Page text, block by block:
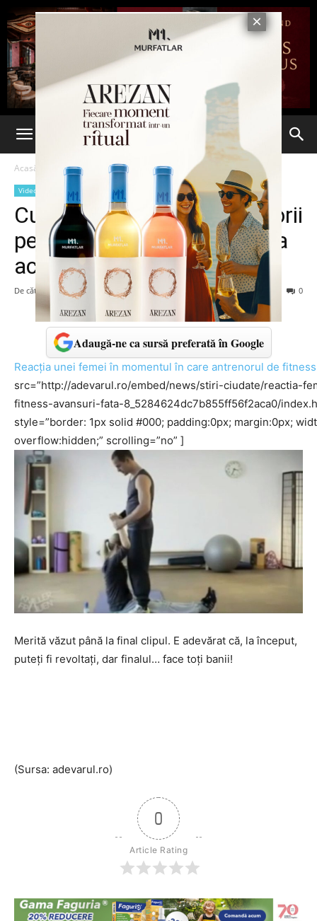
Acasă Video
Video
Cum să ne ferim de antrenorii
perverși. E uimitoare reacția
acestei femei!
De către 14 noiembrie 2013 0
Adaugă-ne ca sursă preferată în Google
Reacţia unei femei în momentul în care antrenorul de
src=”http://adevarul.ro/embed/news/stiri-ciudate/reactia-
fitness-avansuri-fata-8_5284624dc7b855ff56f2aca0/
style=”border: 1px solid #000; padding:0px; margin:0px;
overflow:hidden;” scrolling=”no” ]
Merită văzut până la final clipul. E adevărat că, la început,
puteți fi revoltați, dar finalul… face toți banii!
(Sursa: adevarul.ro)
0
Article Rating